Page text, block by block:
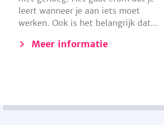
leert wanneer je aan iets moet
werken. Ook is het belangrijk dat...
Meer informatie